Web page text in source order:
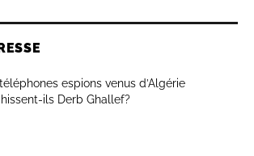
espions venus d’Algérie
ils Derb Ghallef?